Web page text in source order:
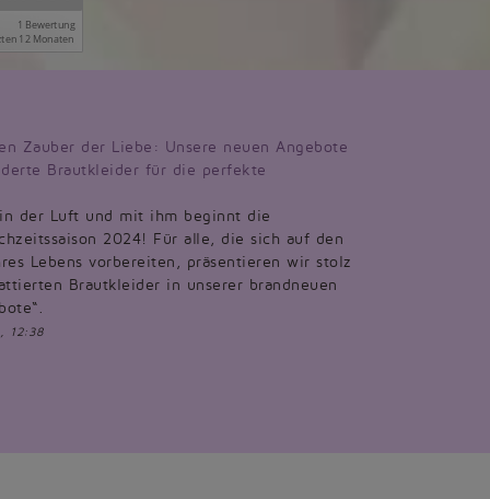
Zauber der Liebe: Unsere neuen Angebote
Brautkleider für die perfekte
der Luft und mit ihm beginnt die
2024! Für alle, die sich auf den
Lebens vorbereiten, präsentieren wir stolz
Brautkleider in unserer brandneuen
12:38